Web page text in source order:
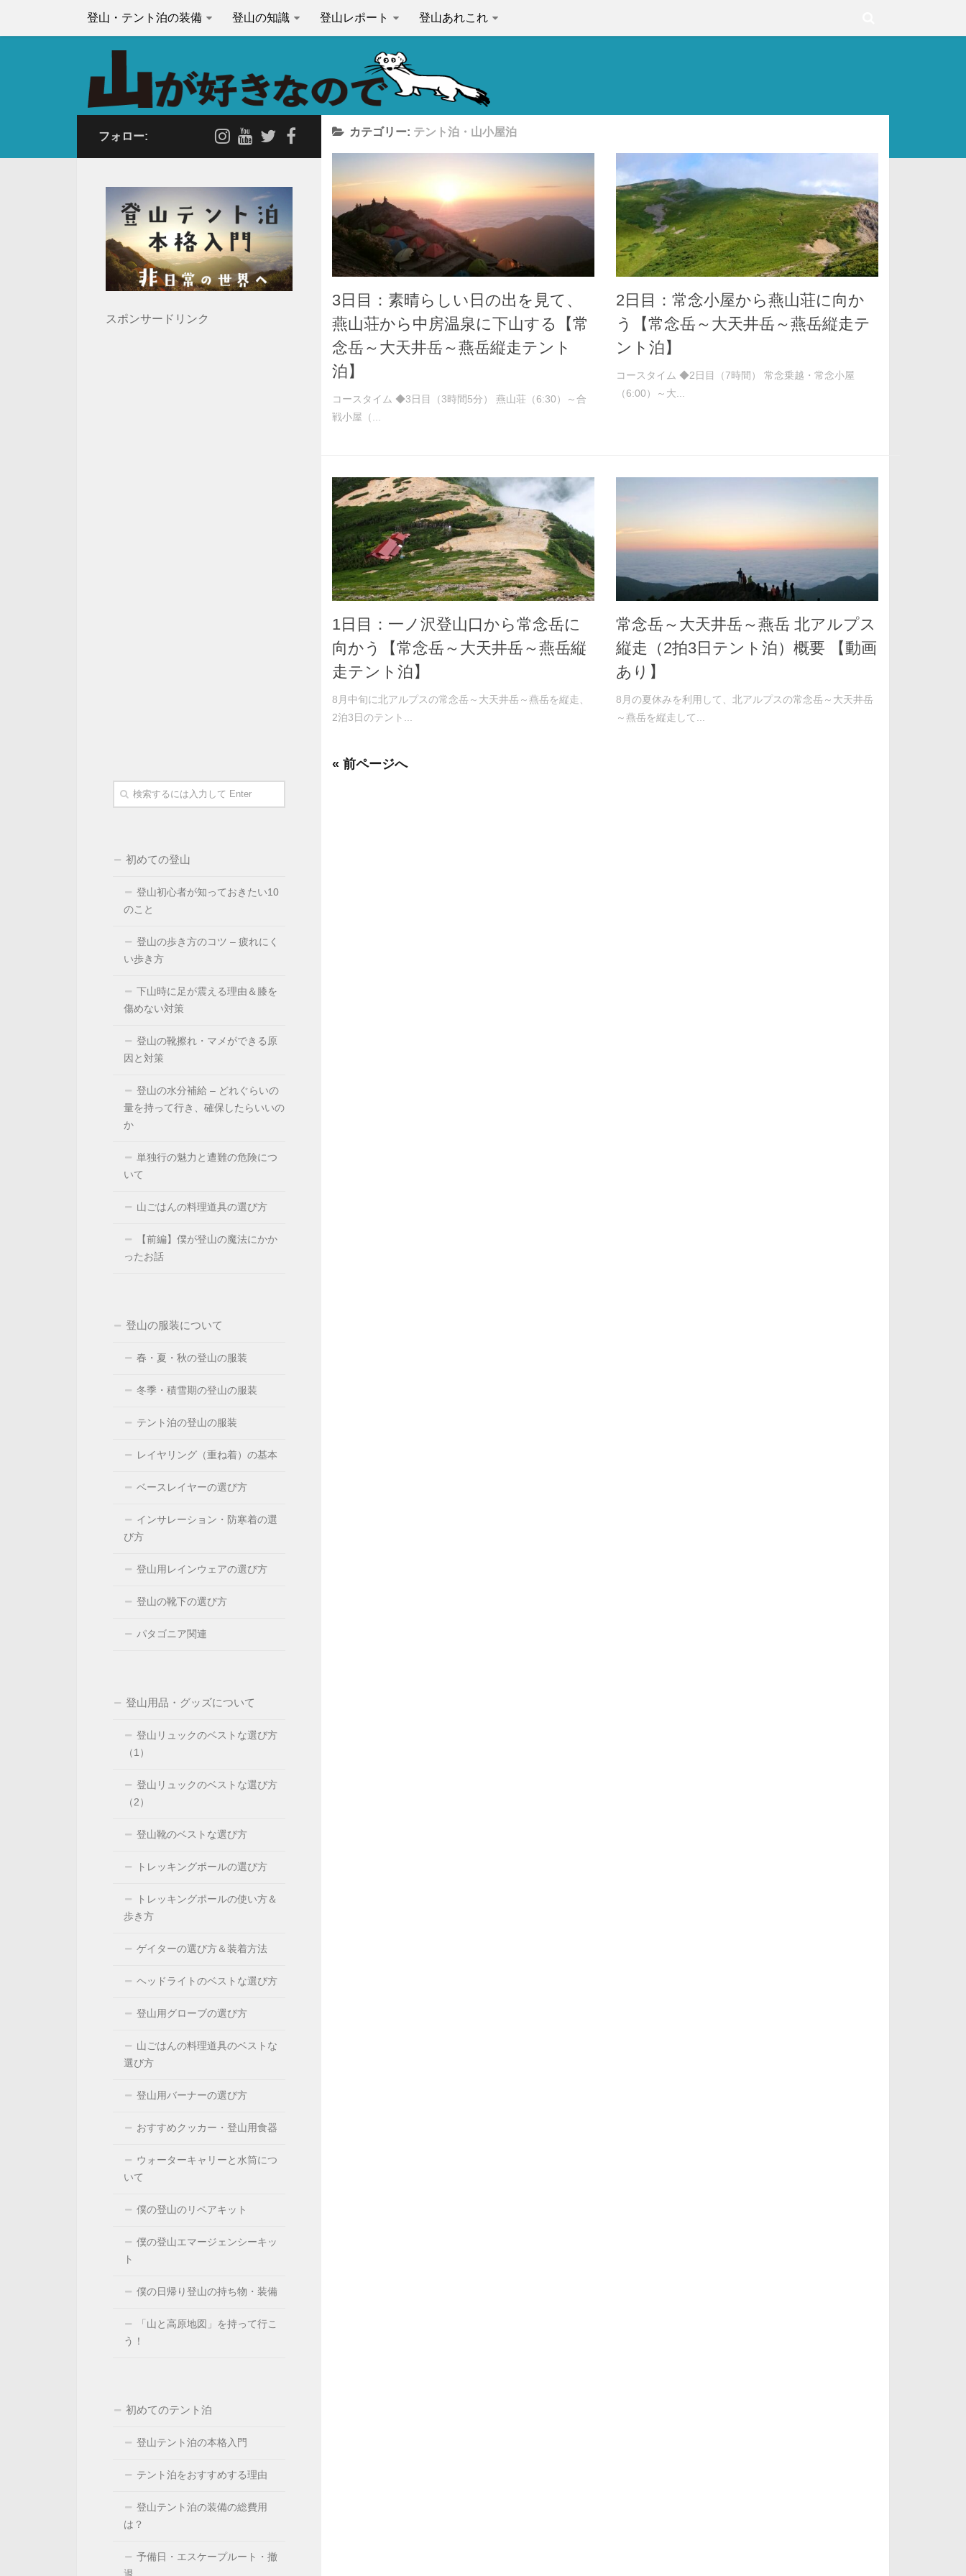
登山・テント泊の装備 登山の知識 登山レポート 登山あれこれ
カテゴリー: テント泊・山小屋泊
3日目：素晴らしい日の出を見て、
燕山荘から中房温泉に下山する【常
念岳～大天井岳～燕岳縦走テント
泊】
コースタイム ◆3日目（3時間5分） 燕山荘（6:30）～合
戦小屋（...
2日目：常念小屋から燕山荘に向か
う【常念岳～大天井岳～燕岳縦走テ
ント泊】
コースタイム ◆2日目（7時間） 常念乗越・常念小屋
（6:00）～大...
1日目：一ノ沢登山口から常念岳に
向かう【常念岳～大天井岳～燕岳縦
走テント泊】
8月中旬に北アルプスの常念岳～大天井岳～燕岳を縦走、
2泊3日のテント...
常念岳～大天井岳～燕岳 北アルプス
縦走（2拍3日テント泊）概要 【動画
あり】
8月の夏休みを利用して、北アルプスの常念岳～大天井岳
～燕岳を縦走して...
« 前ページへ
フォロー:
スポンサードリンク
初めての登山
登山初心者が知っておきたい10
のこと
登山の歩き方のコツ – 疲れにく
い歩き方
下山時に足が震える理由＆膝を
傷めない対策
登山の靴擦れ・マメができる原
因と対策
登山の水分補給 – どれぐらいの
量を持って行き、確保したらいいの
か
単独行の魅力と遭難の危険につ
いて
山ごはんの料理道具の選び方
【前編】僕が登山の魔法にかか
ったお話
登山の服装について
春・夏・秋の登山の服装
冬季・積雪期の登山の服装
テント泊の登山の服装
レイヤリング（重ね着）の基本
ベースレイヤーの選び方
インサレーション・防寒着の選
び方
登山用レインウェアの選び方
登山の靴下の選び方
パタゴニア関連
登山用品・グッズについて
登山リュックのベストな選び方
（1）
登山リュックのベストな選び方
（2）
登山靴のベストな選び方
トレッキングポールの選び方
トレッキングポールの使い方＆
歩き方
ゲイターの選び方＆装着方法
ヘッドライトのベストな選び方
登山用グローブの選び方
山ごはんの料理道具のベストな
選び方
登山用バーナーの選び方
おすすめクッカー・登山用食器
ウォーターキャリーと水筒につ
いて
僕の登山のリペアキット
僕の登山エマージェンシーキッ
ト
僕の日帰り登山の持ち物・装備
「山と高原地図」を持って行こ
う！
初めてのテント泊
登山テント泊の本格入門
テント泊をおすすめする理由
登山テント泊の装備の総費用
は？
予備日・エスケープルート・撤